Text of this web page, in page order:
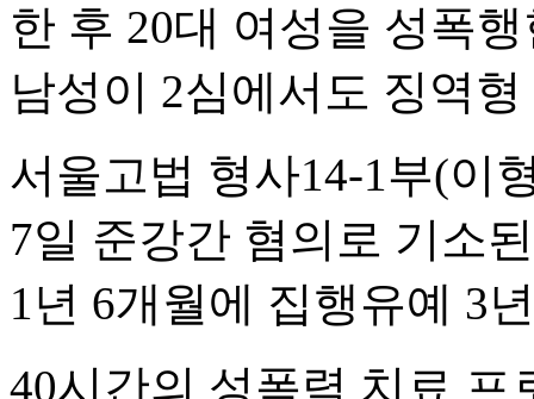
한 후 20대 여성을 성폭
남성이 2심에서도 징역
서울고법 형사14-1부(이
7일 준강간 혐의로 기소
1년 6개월에 집행유예 3
40시간의 성폭력 치료 프